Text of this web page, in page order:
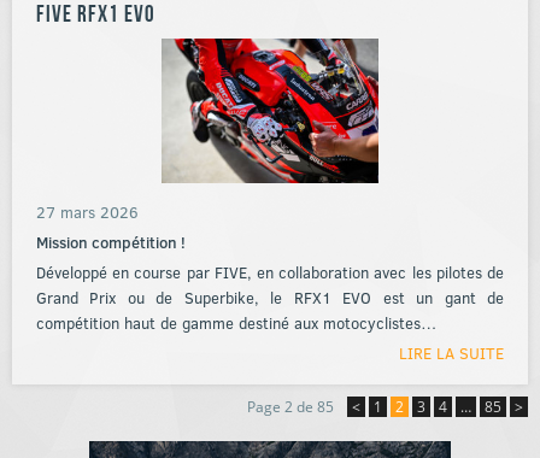
Five RFX1 EVO
27 mars 2026
Mission compétition !
Développé en course par FIVE, en collaboration avec les pilotes de
Grand Prix ou de Superbike, le RFX1 EVO est un gant de
compétition haut de gamme destiné aux motocyclistes…
LIRE LA SUITE
Page 2 de 85 < 1 2 3 4 … 85 >